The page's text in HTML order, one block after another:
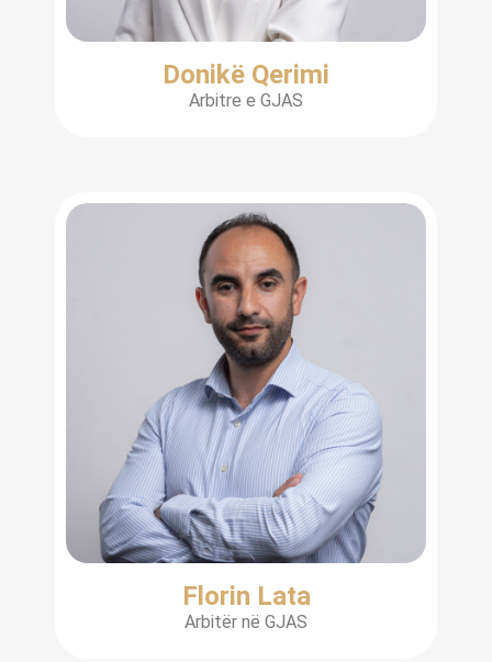
Donikë Qerimi
Arbitre e GJAS
Florin Lata
Arbitër në GJAS